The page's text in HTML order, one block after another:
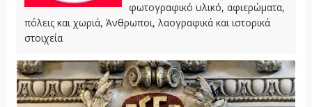
φωτογραφικό υλικό, αφιερώματα,
πόλεις και χωριά, Άνθρωποι, λαογραφικά και ιστορικά
στοιχεία